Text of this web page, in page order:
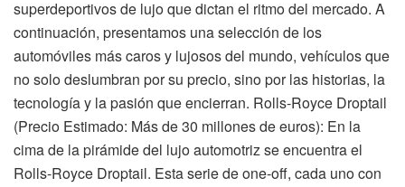
superdeportivos de lujo que dictan el ritmo del mercado. A
continuación, presentamos una selección de los
automóviles más caros y lujosos del mundo, vehículos que
no solo deslumbran por su precio, sino por las historias, la
tecnología y la pasión que encierran. Rolls-Royce Droptail
(Precio Estimado: Más de 30 millones de euros): En la
cima de la pirámide del lujo automotriz se encuentra el
Rolls-Royce Droptail. Esta serie de one-off, cada uno con